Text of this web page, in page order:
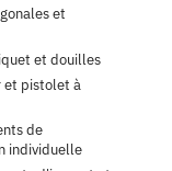
et
et douilles
et pistolet à
de
individuelle